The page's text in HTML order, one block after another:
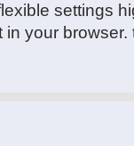
settings
your